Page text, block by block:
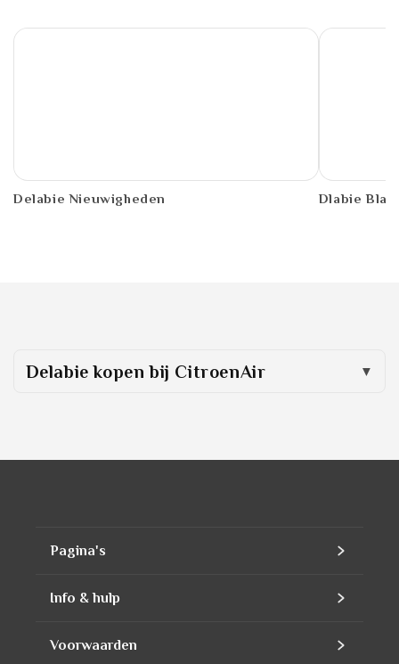
PDF
Delabie Nieuwigheden PDF
Dlabie
Delabie kopen bij CitroenAir
Pagina's
Home
Info & hulp
Contact
Voorwaarden